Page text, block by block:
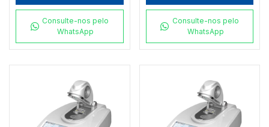
Consulte-nos pelo
WhatsApp
Consulte-nos pelo
WhatsApp